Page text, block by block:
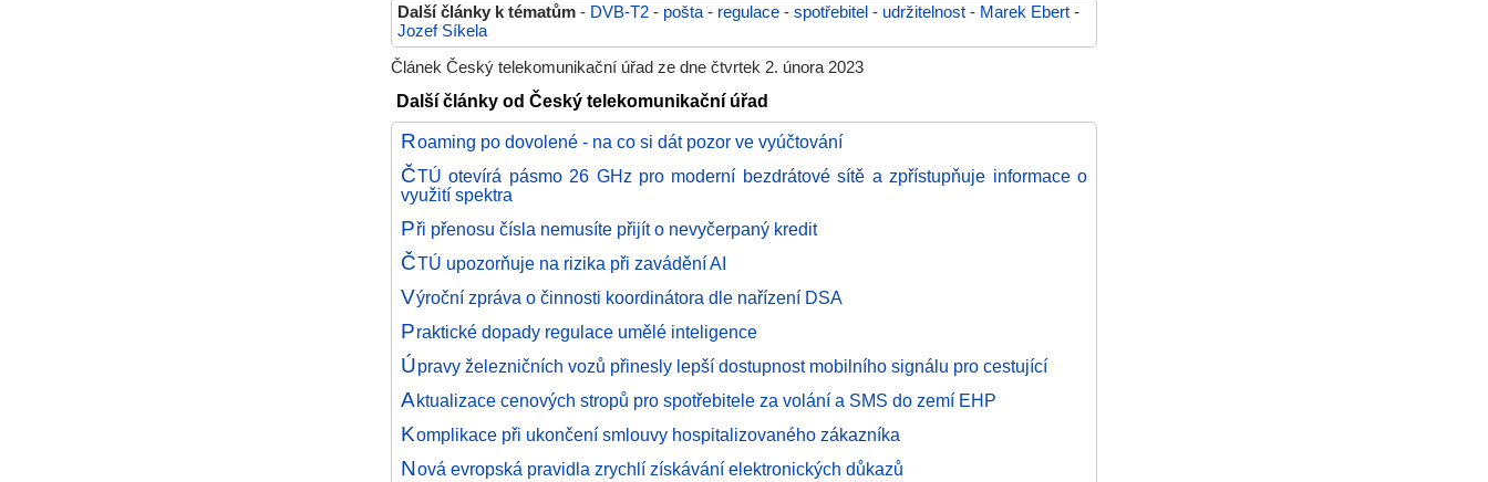
Další články k tématům - DVB-T2 - pošta - regulace - spotřebitel - udržitelnost - Marek Ebert -
Jozef Síkela
Článek Český telekomunikační úřad ze dne čtvrtek 2. února 2023
Další články od Český telekomunikační úřad
Roaming po dovolené - na co si dát pozor ve vyúčtování
ČTÚ otevírá pásmo 26 GHz pro moderní bezdrátové sítě a zpřístupňuje informace o
využití spektra
Při přenosu čísla nemusíte přijít o nevyčerpaný kredit
ČTÚ upozorňuje na rizika při zavádění AI
Výroční zpráva o činnosti koordinátora dle nařízení DSA
Praktické dopady regulace umělé inteligence
Úpravy železničních vozů přinesly lepší dostupnost mobilního signálu pro cestující
Aktualizace cenových stropů pro spotřebitele za volání a SMS do zemí EHP
Komplikace při ukončení smlouvy hospitalizovaného zákazníka
Nová evropská pravidla zrychlí získávání elektronických důkazů